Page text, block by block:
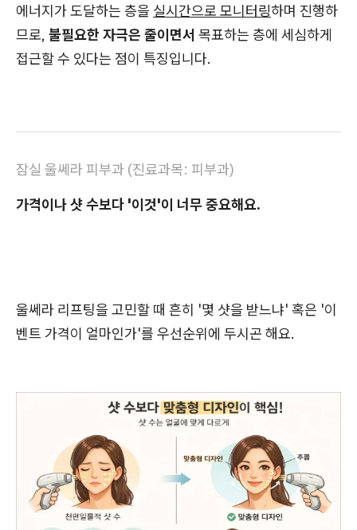
에너지가 도달하는 층을 실시간으로 모니터링하며 진행하
므로, 불필요한 자극은 줄이면서 목표하는 층에 세심하게
접근할 수 있다는 점이 특징입니다.
잠실 울쎄라 피부과 (진료과목: 피부과)
가격이나 샷 수보다 '이것'이 너무 중요해요.
울쎄라 리프팅을 고민할 때 흔히 '몇 샷을 받느냐' 혹은 '이
벤트 가격이 얼마인가'를 우선순위에 두시곤 해요.